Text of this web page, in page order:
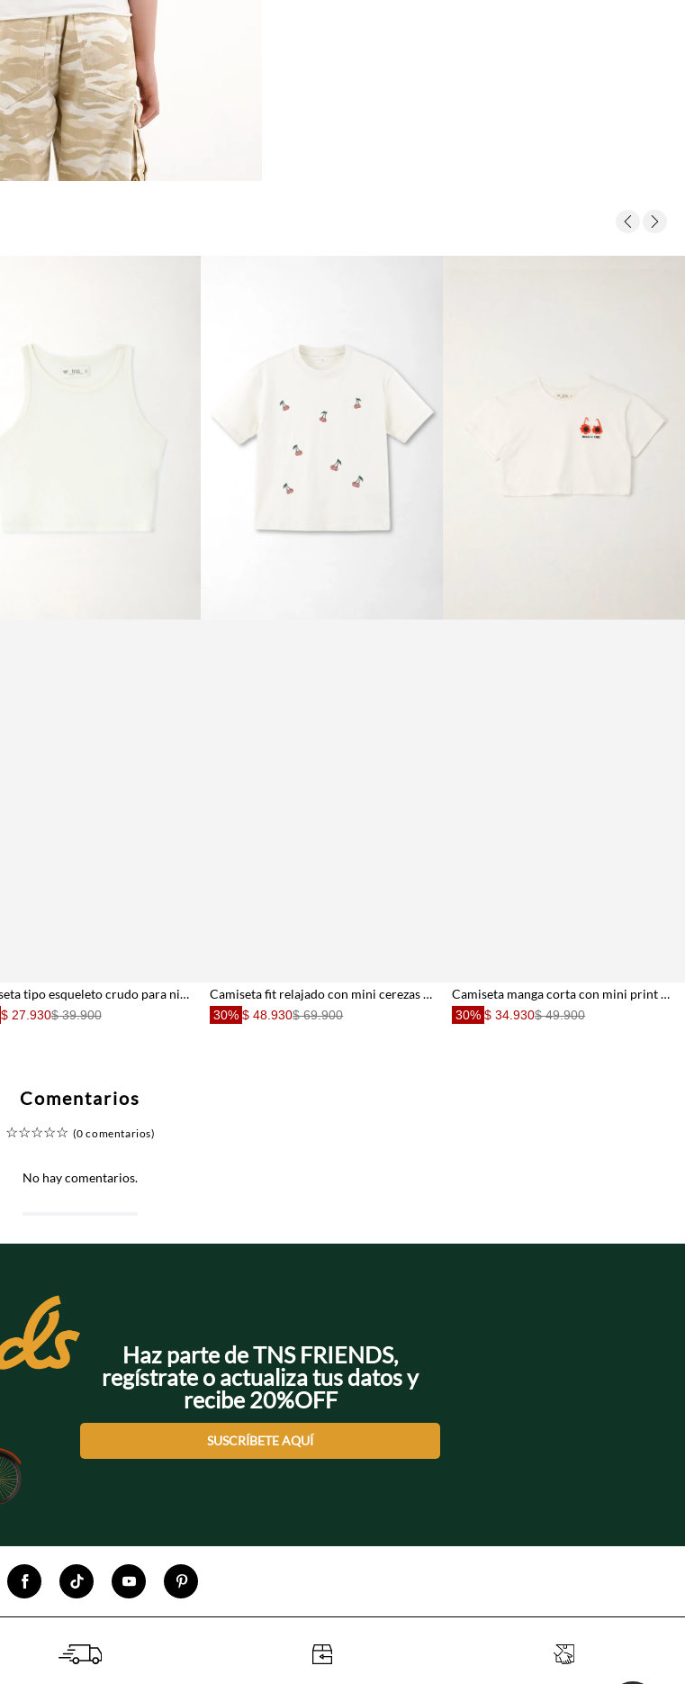
Camiseta tipo esqueleto crudo para niña con acabado suave
$ 27.930$ 39.900
Camiseta fit relajado con mini cerezas en algodón crema para niña
30% $ 48.930$ 69.900
Camiseta manga corta con mini print crudo para niña
30% $ 34.930$ 49.900
Comentarios
☆☆☆☆☆ (0 comentarios)
No hay comentarios.
Haz parte de TNS FRIENDS,
regístrate o actualiza tus datos y
recibe 20%OFF
SUSCRÍBETE AQUÍ